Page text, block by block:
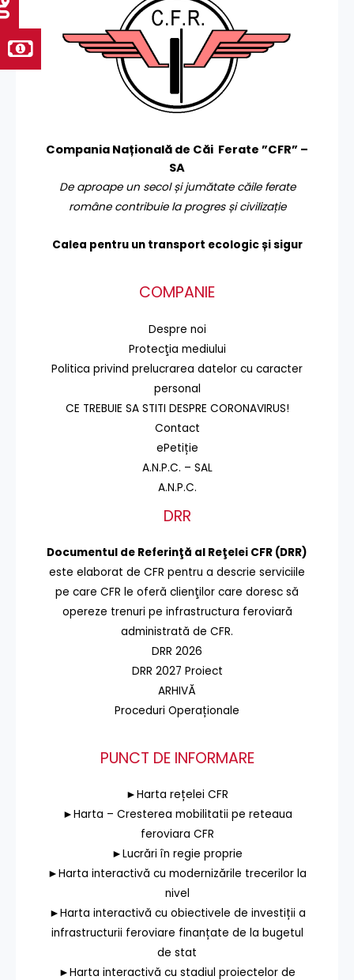
Compania Națională de Căi Ferate ”CFR” –
SA
De aproape un secol și jumătate căile ferate
române contribuie la progres și civilizație
Calea pentru un transport ecologic și sigur
COMPANIE
Despre noi
Protecţia mediului
Politica privind prelucrarea datelor cu caracter
personal
CE TREBUIE SA STITI DESPRE CORONAVIRUS!
Contact
ePetiție
A.N.P.C. – SAL
A.N.P.C.
DRR
Documentul de Referinţă al Reţelei CFR (DRR)
este elaborat de CFR pentru a descrie serviciile
pe care CFR le oferă clienţilor care doresc să
opereze trenuri pe infrastructura feroviară
administrată de CFR.
DRR 2026
DRR 2027 Proiect
ARHIVĂ
Proceduri Operaționale
PUNCT DE INFORMARE
►Harta rețelei CFR
►Harta – Cresterea mobilitatii pe reteaua
feroviara CFR
►Lucrări în regie proprie
►Harta interactivă cu modernizările trecerilor la
nivel
►Harta interactivă cu obiectivele de investiții a
infrastructurii feroviare finanțate de la bugetul
de stat
►Harta interactivă cu stadiul proiectelor de